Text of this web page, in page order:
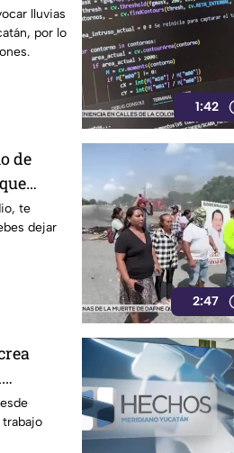
lluvias
por lo
1:42
de
te
dejar
2:47